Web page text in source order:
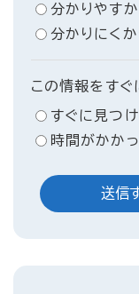
分かりやすか
分かりにくか
この情報をすぐ
すぐに見つ
時間がかか